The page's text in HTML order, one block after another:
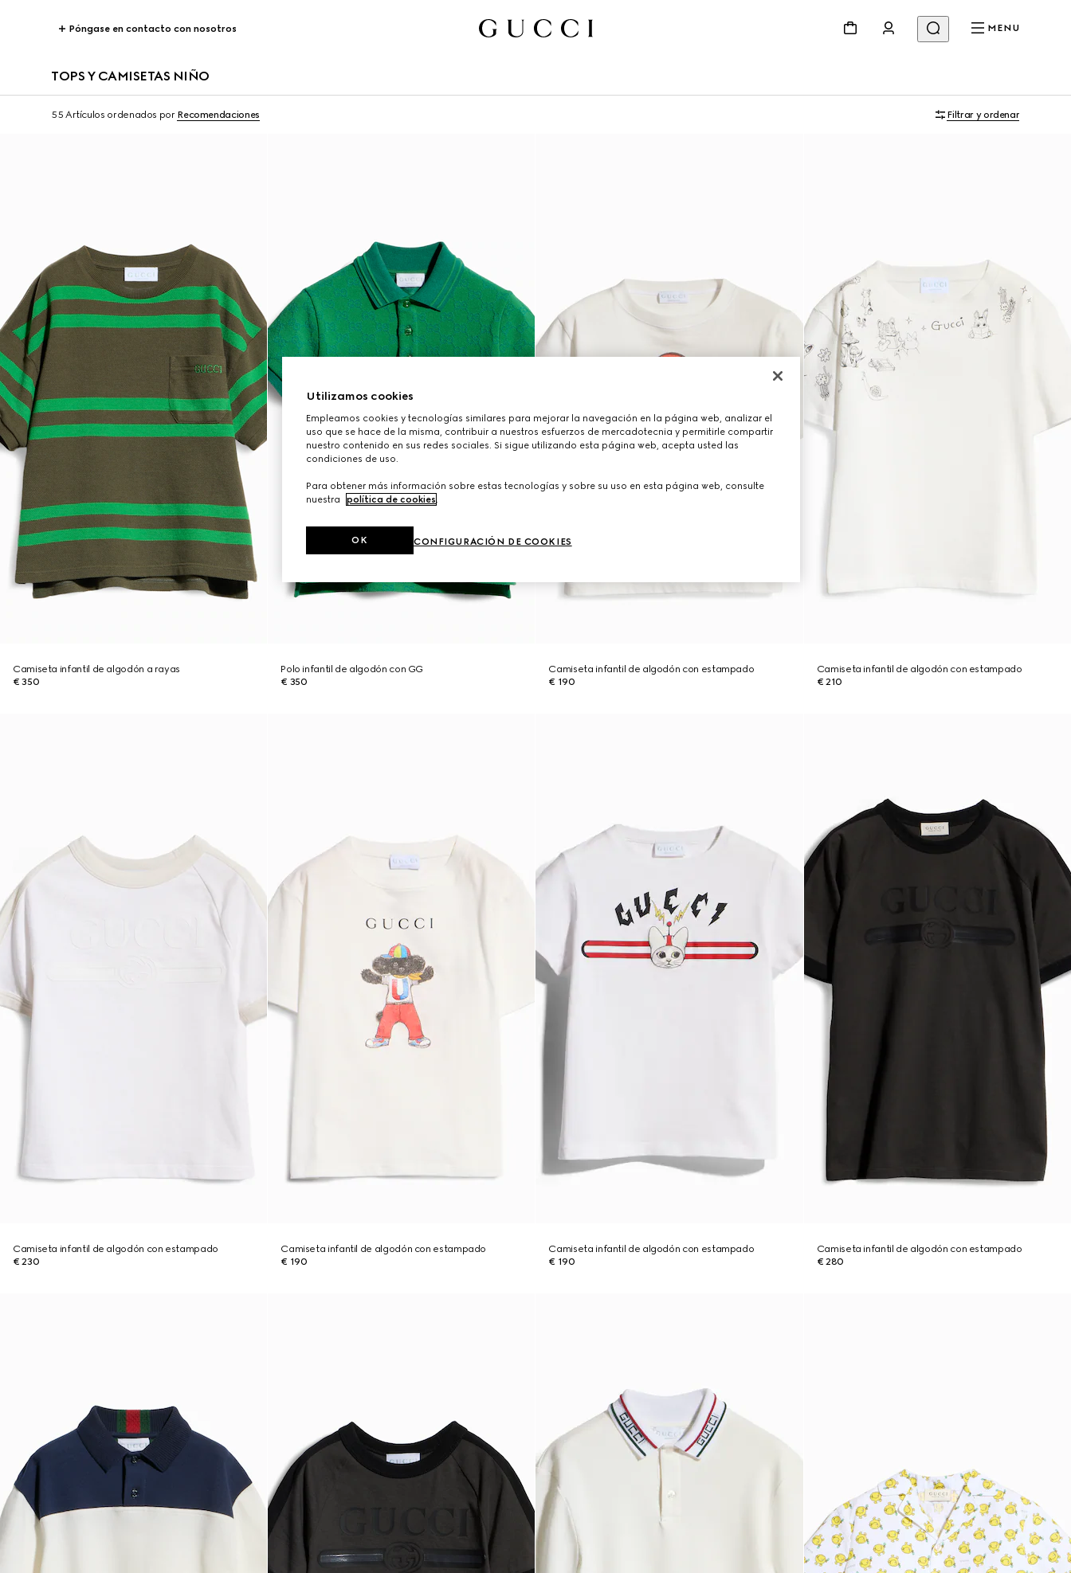
Póngase en contacto con nosotros MENU
TOPS Y CAMISETAS NIÑO
55 Artículos ordenados por Recomendaciones Filtrar y ordenar
Camiseta infantil de algodón a rayas
€ 350
Polo infantil de algodón con GG
€ 350
Camiseta infantil de algodón con estampado
€ 190
Camiseta infantil de algodón con estampado
€ 210
Camiseta infantil de algodón con estampado
€ 230
Camiseta infantil de algodón con estampado
€ 190
Camiseta infantil de algodón con estampado
€ 190
Camiseta infantil de algodón con estampado
€ 280
Utilizamos cookies
Empleamos cookies y tecnologías similares para mejorar la navegación en la página web, analizar el
uso que se hace de la misma, contribuir a nuestros esfuerzos de mercadotecnia y permitirle compartir
nuestro contenido en sus redes sociales. Si sigue utilizando esta página web, acepta usted las
condiciones de uso.
Para obtener más información sobre estas tecnologías y sobre su uso en esta página web, consulte
nuestra
política de cookies.
CONFIGURACIÓN DE COOKIES
OK